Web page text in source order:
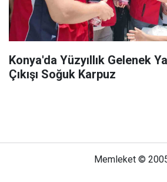
Konya'da Yüzyıllık Gelenek
Çıkışı Soğuk Karpuz
Memleket ©